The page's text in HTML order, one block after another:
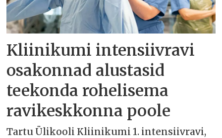
Kliinikumi intensiivravi
osakonnad alustasid
teekonda rohelisema
ravikeskkonna poole
Tartu Ülikooli Kliinikumi 1. intensiivravi,